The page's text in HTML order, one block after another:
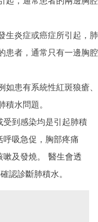
生炎症或癌症所引起，肺
患者，通常只有一邊胸腔
患有系統性紅斑狼瘡、
水問題。
到感染均是引起肺積
吸急促，胸部疼痛
嗽及發燒。 醫生會透
認診斷肺積水。